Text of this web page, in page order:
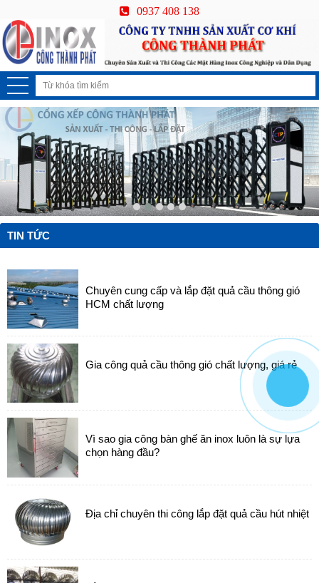
0937 408 138
TIN TỨC
Chuyên cung cấp và lắp đặt quả cầu thông gió
HCM chất lượng
Gia công quả cầu thông gió chất lượng, giá rẻ
Vì sao gia công bàn ghế ăn inox luôn là sự lựa
chọn hàng đầu?
Địa chỉ chuyên thi công lắp đặt quả cầu hút nhiệt